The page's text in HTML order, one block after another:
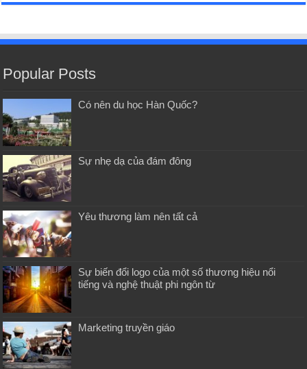
Popular Posts
Có nên du học Hàn Quốc?
Sự nhẹ dạ của đám đông
Yêu thương làm nên tất cả
Sự biến đổi logo của một số thương hiệu nổi
tiếng và nghệ thuật phi ngôn từ
Marketing truyền giáo